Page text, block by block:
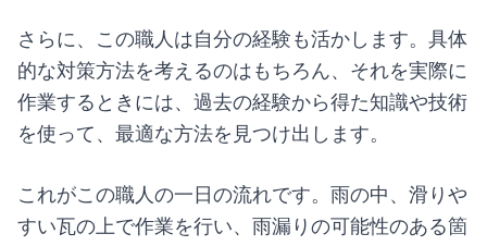
さらに、この職人は自分の経験も活かします。具体
的な対策方法を考えるのはもちろん、それを実際に
作業するときには、過去の経験から得た知識や技術
を使って、最適な方法を見つけ出します。
これがこの職人の一日の流れです。雨の中、滑りや
すい瓦の上で作業を行い、雨漏りの可能性のある箇